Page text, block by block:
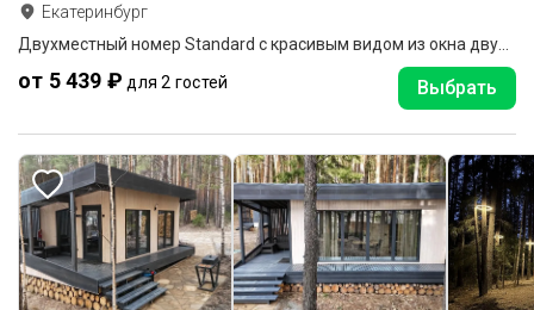
Екатеринбург
от 5 439 ₽ для 2 гостей Выбрать